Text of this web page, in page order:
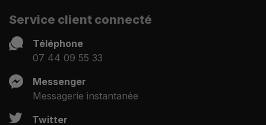
Service client connecté
Téléphone
07 44 09 55 33
Messenger
Messagerie instantanée
Twitter